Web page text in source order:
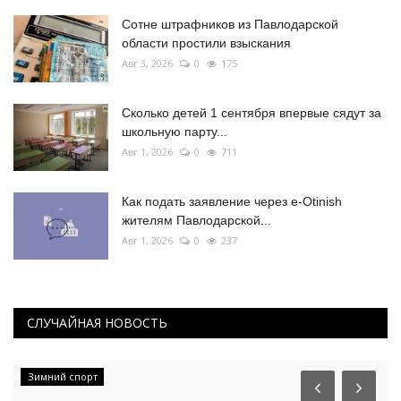
Сотне штрафников из Павлодарской
области простили взыскания
Авг 3, 2026 0 175
Сколько детей 1 сентября впервые сядут за
школьную парту...
Авг 1, 2026 0 711
Как подать заявление через e-Otinish
жителям Павлодарской...
Авг 1, 2026 0 237
СЛУЧАЙНАЯ НОВОСТЬ
Зимний спорт